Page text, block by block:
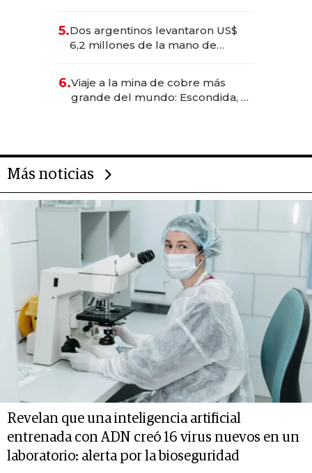
transformadoras
5.Dos argentinos levantaron US$
6,2 millones de la mano de
6.Viaje a la mina de cobre más
grande del mundo: Escondida, el
Más noticias
Revelan que una inteligencia artificial
entrenada con ADN creó 16 virus nuevos en un
laboratorio: alerta por la bioseguridad